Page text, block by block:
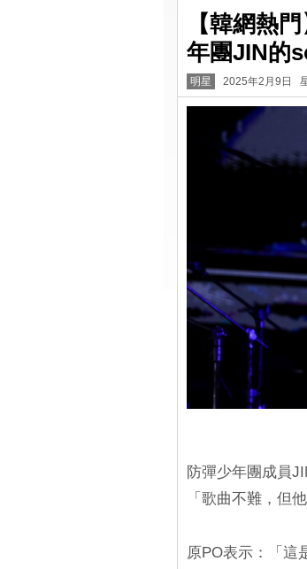
【韓網熱
年團JIN的
明星 2025年2月9日
防彈少年團成員
「歌曲不難，但
原PO表示：「這